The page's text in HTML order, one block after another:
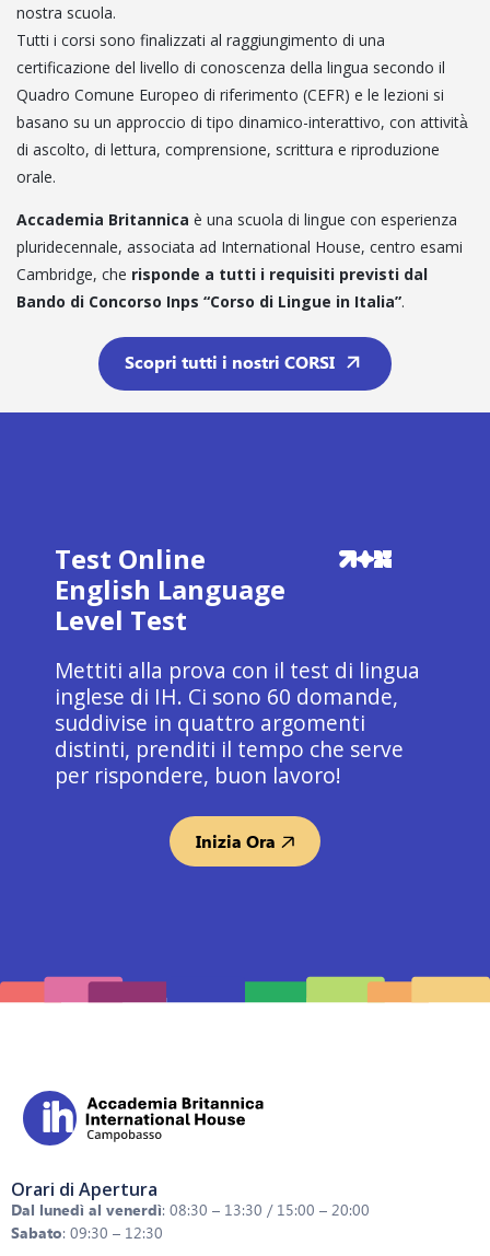
nostra scuola.
Tutti i corsi sono finalizzati al raggiungimento di una
certificazione del livello di conoscenza della lingua secondo il
Quadro Comune Europeo di riferimento (CEFR) e le lezioni si
basano su un approccio di tipo dinamico-interattivo, con attività̀
di ascolto, di lettura, comprensione, scrittura e riproduzione
orale.
Accademia Britannica è una scuola di lingue con esperienza
pluridecennale, associata ad International House, centro esami
Cambridge, che risponde a tutti i requisiti previsti dal
Bando di Concorso Inps “Corso di Lingue in Italia”.
Scopri tutti i nostri CORSI
Test Online
English Language
Level Test
Mettiti alla prova con il test di lingua
inglese di IH. Ci sono 60 domande,
suddivise in quattro argomenti
distinti, prenditi il tempo che serve
per rispondere, buon lavoro!
Inizia Ora
Orari di Apertura
Dal lunedì al venerdì: 08:30 – 13:30 / 15:00 – 20:00
Sabato: 09:30 – 12:30